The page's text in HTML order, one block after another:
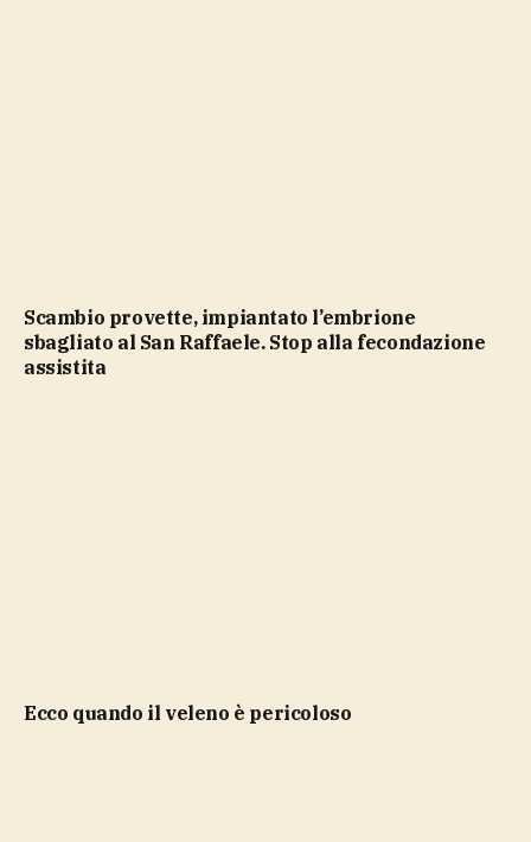
Scambio provette, impiantato l’embrione
sbagliato al San Raffaele. Stop alla fecondazione
assistita
ecco quando il veleno è pericoloso